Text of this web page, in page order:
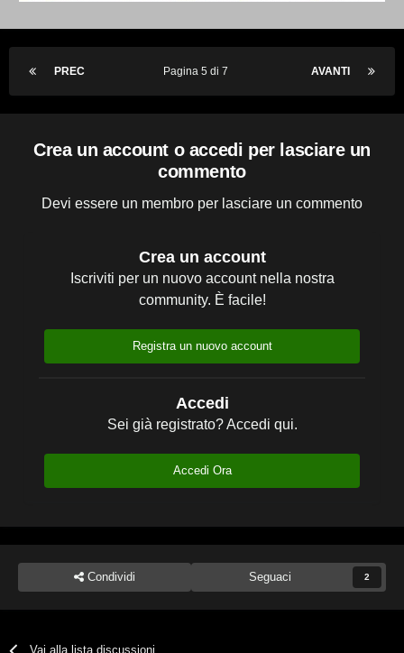
PREC AVANTI
Pagina 5 di 7
Crea un account o accedi per lasciare un
commento
Devi essere un membro per lasciare un commento
Crea un account
Iscriviti per un nuovo account nella nostra
community. È facile!
Registra un nuovo account
Accedi
Sei già registrato? Accedi qui.
Accedi Ora
Condividi Seguaci 2
Vai alla lista discussioni